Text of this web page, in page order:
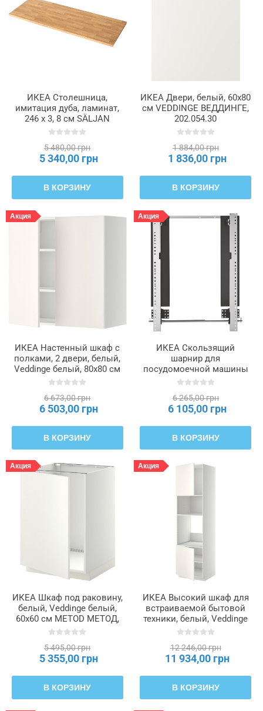
ИКЕА Столешница,
имитация дуба, ламинат,
246 x 3, 8 см SÄLJAN
СЭЛЬЯН, 804.392.09
5 480,00 грн
5 340,00 грн
В КОРЗИНУ
ИКЕА Двери, белый, 60x80
см VEDDINGE ВЕДДИНГЕ,
202.054.30
1 884,00 грн
1 836,00 грн
В КОРЗИНУ
Акция
ИКЕА Настенный шкаф с
полками, 2 двери, белый,
Veddinge белый, 80x80 см
METOD МЕТОД, 394.576.06
6 673,00 грн
6 503,00 грн
В КОРЗИНУ
Акция
ИКЕА Скользящий
шарнир для
посудомоечной машины
BEHJÄLPLIG БЕХЭЛПЛИГ,
6 265,00 грн
6 105,00 грн
В КОРЗИНУ
Акция
ИКЕА Шкаф под раковину,
белый, Veddinge белый,
60x60 см METOD МЕТОД,
694.643.04
5 495,00 грн
5 355,00 грн
В КОРЗИНУ
Акция
ИКЕА Высокий шкаф для
встраиваемой бытовой
техники, белый, Veddinge
белый, 60 x 60 x 220 см
12 246,00 грн
11 934,00 грн
В КОРЗИНУ